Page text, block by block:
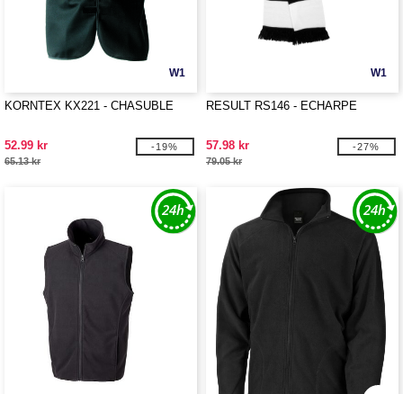
W1
KORNTEX KX221 - CHASUBLE
52.99 kr
65.13 kr
-19%
W1
RESULT RS146 - ECHARPE
57.98 kr
79.05 kr
-27%